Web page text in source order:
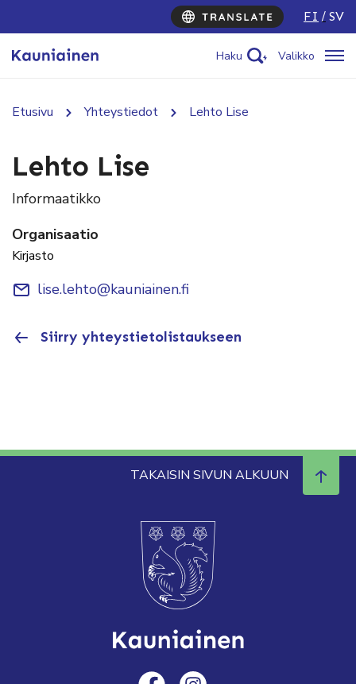
FI SV
Haku Valikko
Etusivu Yhteystiedot Lehto Lise
Lehto Lise
Informaatikko
Organisaatio
Kirjasto
lise.lehto@kauniainen.fi
Siirry yhteystietolistaukseen
TAKAISIN SIVUN ALKUUN